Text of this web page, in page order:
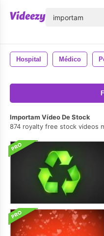
Hospital Médico
Importam Vídeo De Stock
874 royalty free stock videos